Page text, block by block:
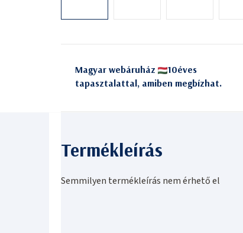
Magyar webáruház
10éves
tapasztalattal, amiben megbízhat.
Semmilyen termékleírás nem érhető el